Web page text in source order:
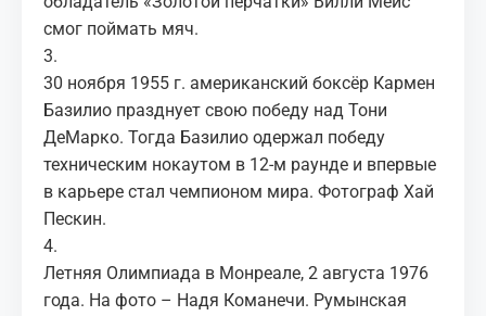
смог поймать мяч.
3.
30 ноября 1955 г. американский боксёр Кармен
Базилио празднует свою победу над Тони
ДеМарко. Тогда Базилио одержал победу
техническим нокаутом в 12-м раунде и впервые
в карьере стал чемпионом мира. Фотограф Хай
Пескин.
4.
Летняя Олимпиада в Монреале, 2 августа 1976
года. На фото – Надя Команечи. Румынская